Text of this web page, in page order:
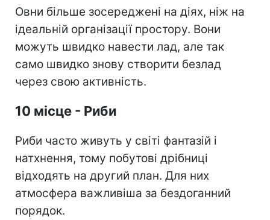
Овни більше зосереджені на діях, ніж на
ідеальній організації простору. Вони
можуть швидко навести лад, але так
само швидко знову створити безлад
через свою активність.
10 місце - Риби
Риби часто живуть у світі фантазій і
натхнення, тому побутові дрібниці
відходять на другий план. Для них
атмосфера важливіша за бездоганний
порядок.